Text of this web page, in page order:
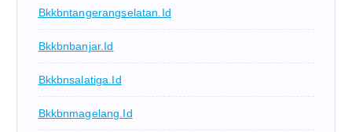
Bkkbntangerangselatan.id
Bkkbnbanjar.id
Bkkbnsalatiga.id
Bkkbnmagelang.id